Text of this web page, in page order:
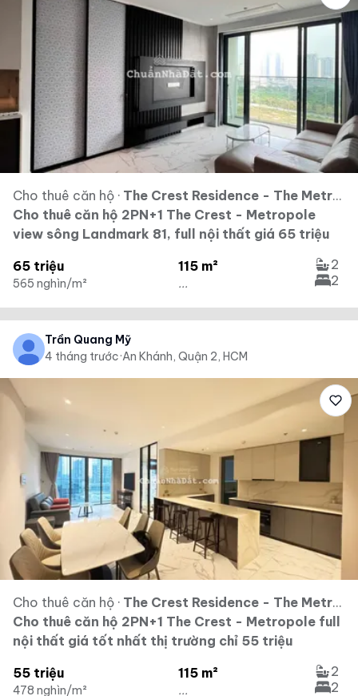
Cho thuê căn hộ · The Crest Residence - The Metropole Thủ Thiêm
Cho thuê căn hộ 2PN+1 The Crest - Metropole
view sông Landmark 81, full nội thất giá 65 triệu
65 triệu
565 nghìn/m²
115 m²
...
2
2
Trần Quang Mỹ
4 tháng trước·An Khánh, Quận 2, HCM
Cho thuê căn hộ · The Crest Residence - The Metropole Thủ Thiêm
Cho thuê căn hộ 2PN+1 The Crest - Metropole full
nội thất giá tốt nhất thị trường chỉ 55 triệu
55 triệu
478 nghìn/m²
115 m²
...
2
2